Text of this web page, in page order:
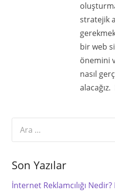
stratejik
bir web
önemini
nasıl
Son Yazılar
İnternet Reklamcılığı